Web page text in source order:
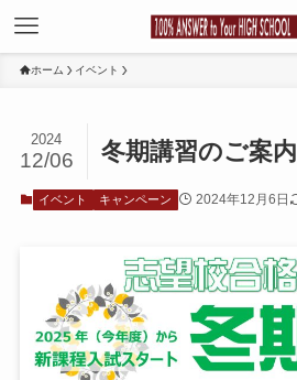
ホーム イベント
冬期講習のご案内
2024
12/06
イベント キャンペーン 2024年12月6日